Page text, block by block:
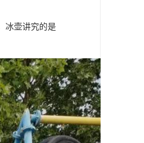
冰壶讲究的是